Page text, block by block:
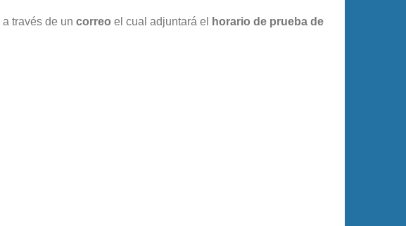
a través de un correo el cual adjuntará el
horario de prueba de